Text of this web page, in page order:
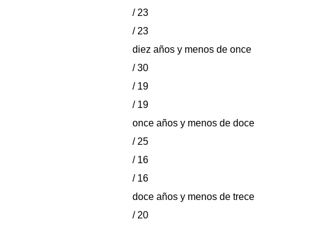
/ 23
/ 23
diez años y menos de once
/ 30
/ 19
/ 19
once años y menos de doce
/ 25
/ 16
/ 16
doce años y menos de trece
/ 20